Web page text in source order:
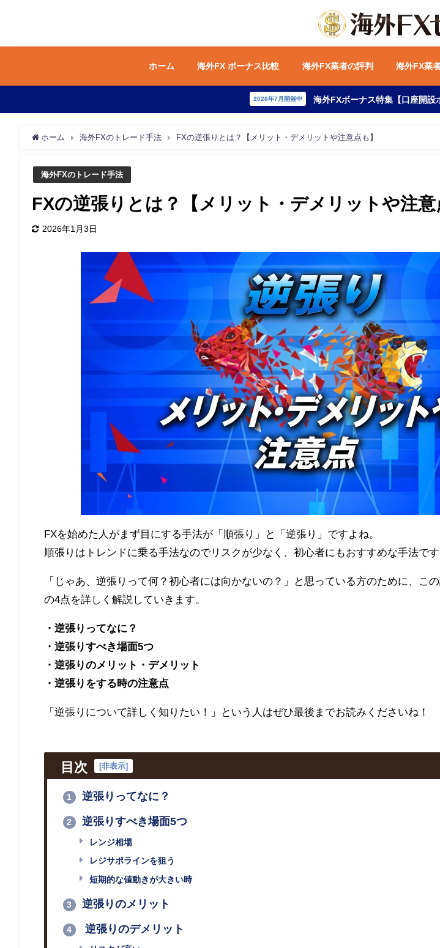
ホーム 海外FX ボーナス比較 海外FX業者の評判 海外FX業
2026年7月開催中 海外FXボーナス特集【口座開設
ホーム 海外FXのトレード手法 FXの逆張りとは？【メリット・デメリットや注意点も】
海外FXのトレード手法
FXの逆張りとは？【メリット・デメリットや注意
2026年1月3日
FXを始めた人がまず目にする手法が「順張り」と「逆張り」ですよね。
順張りはトレンドに乗る手法なのでリスクが少なく、初心者にもおすすめな手法です
「じゃあ、逆張りって何？初心者には向かないの？」と思っている方のために、こ
の4点を詳しく解説していきます。
・逆張りってなに？
・逆張りすべき場面5つ
・逆張りのメリット・デメリット
・逆張りをする時の注意点
「逆張りについて詳しく知りたい！」という人はぜひ最後までお読みくださいね！
目次 [非表示]
1 逆張りってなに？
2 逆張りすべき場面5つ
レンジ相場
レジサポラインを狙う
短期的な値動きが大きい時
3 逆張りのメリット
4 逆張りのデメリット